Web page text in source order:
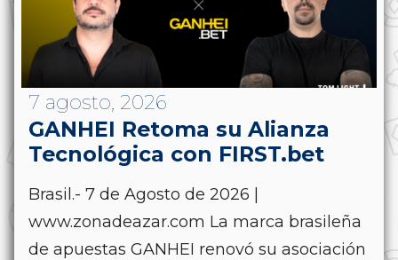
7 agosto, 2026
GANHEI Retoma su Alianza
Tecnológica con FIRST.bet
Brasil.- 7 de Agosto de 2026 |
www.zonadeazar.com La marca brasileña
de apuestas GANHEI renovó su asociación